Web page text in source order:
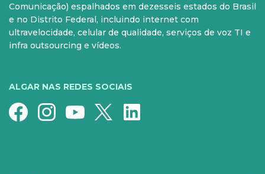
Internet Fibra
Fixo
Super Wi-Fi
Controle e Pós
Aparelhos
Comunicação) espalhados em dezesseis estados do Brasil
e no Distrito Federal, incluindo internet com
ultravelocidade, celular de qualidade, serviços de voz TI e
infra outsourcing e vídeos.
ALGAR NAS REDES SOCIAIS